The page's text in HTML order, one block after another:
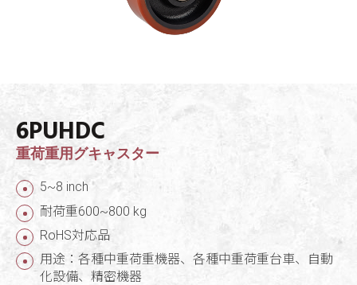
6PUHDC
重荷重用グキャスター
5~8 inch
耐荷重600~800 kg
RoHS対応品
用途：各種中重荷重機器、各種中重荷重台車、自動
化設備、精密機器